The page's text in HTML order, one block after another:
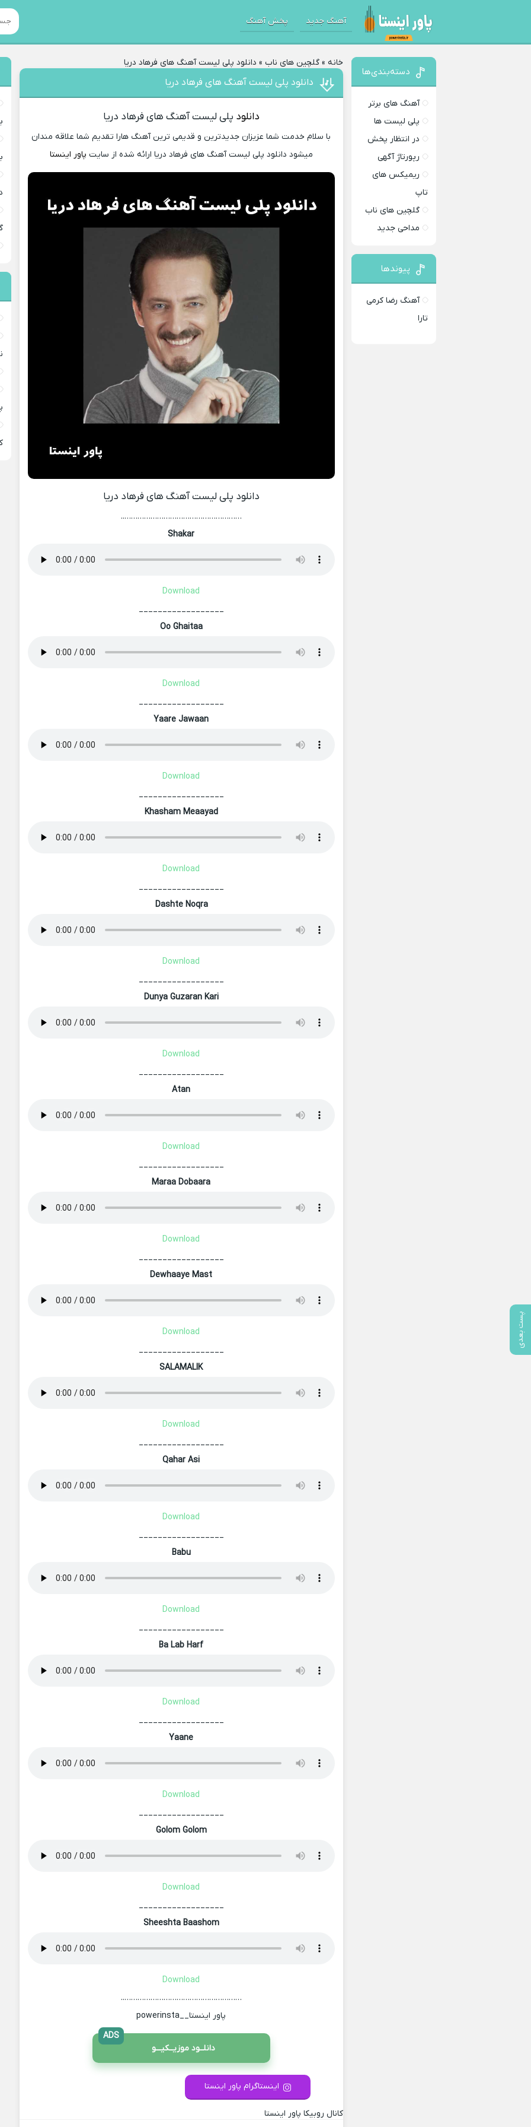
آهنگ جدید پخش آهنگ
خانه »گلچین های ناب » دانلود پلی ليست آهنگ های فرهاد دریا
پست بعدی
دانلود پلی ليست آهنگ های فرهاد دریا
دانلود پلی ليست آهنگ های فرهاد دریا
با سلام خدمت شما عزیزان جدیدترین و قدیمی ترین آهنگ هارا تقدیم شما علاقه مندان
میشود دانلود پلی ليست آهنگ های فرهاد دریا ارائه شده از سایت پاور اینستا
دانلود پلی ليست آهنگ های فرهاد دریا
………………………………………………..
Shakar
Download
__________________
Oo Ghaitaa
Download
__________________
Yaare Jawaan
Download
__________________
Khasham Meaayad
Download
__________________
Dashte Noqra
Download
__________________
Dunya Guzaran Kari
Download
__________________
Atan
Download
__________________
Maraa Dobaara
Download
__________________
Dewhaaye Mast
Download
__________________
SALAMALIK
Download
__________________
Qahar Asi
Download
__________________
Babu
Download
__________________
Ba Lab Harf
Download
__________________
Yaane
Download
__________________
Golom Golom
Download
__________________
Sheeshta Baashom
Download
………………………………………………..
پاور اینستا__powerinsta
دانلــود موزیــکیـــو
ADS
اینستاگرام پاور اینستا
کانال روبیکا پاور اینستا
دسته‌بندی‌ها
آهنگ های برتر
پلی لیست ها
در انتظار پخش
رپورتاژ آگهی
ریمیکس های
تاپ
گلچین های ناب
مداحی جدید
پیوندها
آهنگ رضا کرمی
تارا